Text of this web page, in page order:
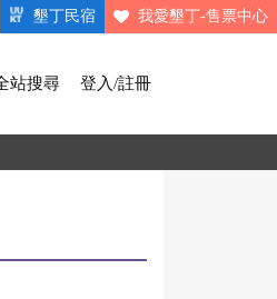
墾丁民宿 我愛墾丁-售票中心
登入/註冊
站搜尋